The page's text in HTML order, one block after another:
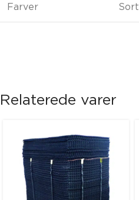
Farver Sort
Relaterede varer